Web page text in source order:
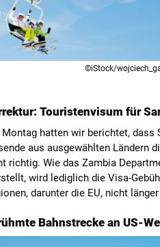
©iStock/
Touristenvisum für
hatten wir berichtet, dass
aus ausgewählten Ländern
richtig. Wie das Zambia
wird lediglich die Visa-
darunter die EU, nicht
Bahnstrecke an US-